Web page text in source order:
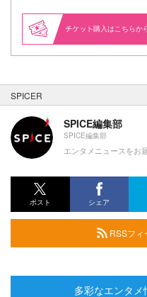
購入はこちらか
SPICER
SPICE編集部
SPICE編集部
エンタメニュースをお
ポスト シェア
RSSフィ
多彩なエンタ